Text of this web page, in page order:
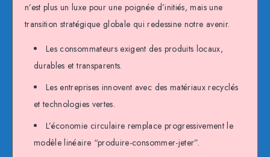
n’est plus un luxe pour une poignée d’initiés, mais une
transition stratégique globale qui redessine notre avenir.
Les consommateurs exigent des produits locaux,
durables et transparents.
Les entreprises innovent avec des matériaux recyclés
et technologies vertes.
L’économie circulaire remplace progressivement le
modèle linéaire “produire-consommer-jeter”.